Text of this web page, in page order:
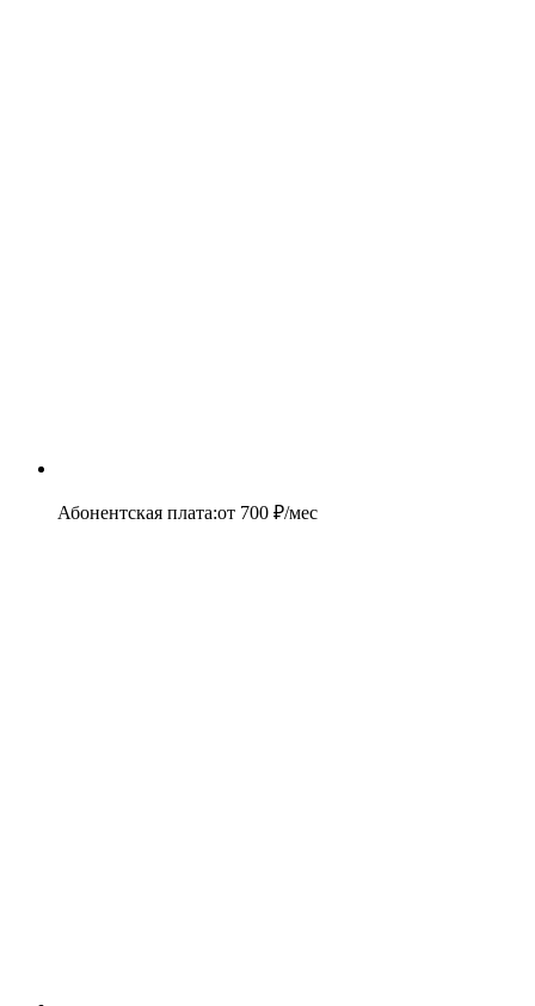
Абонентская плата:от 700 ₽/мес